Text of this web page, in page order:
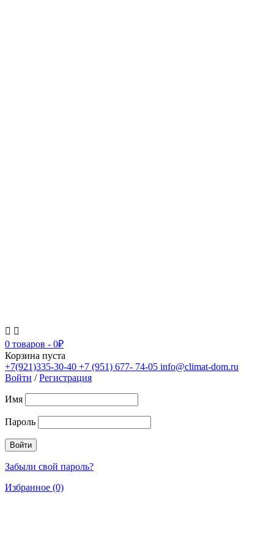
0 товаров - 0₽
Корзина пуста
+7(921)335-30-40 +7 (951) 677- 74-05 info@climat-dom.ru
Войти /Регистрация
Имя
Пароль
Забыли свой пароль?
Избранное (0)